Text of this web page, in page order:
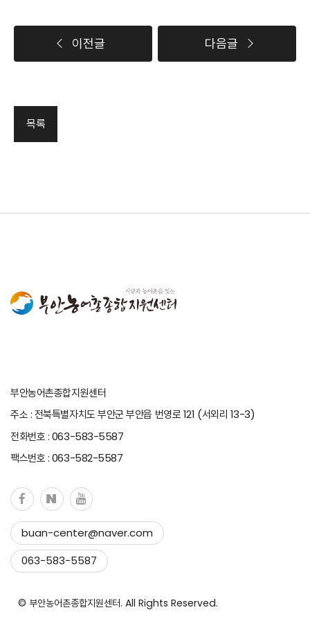
이전글 다음글
목록
부안농어촌종합지원센터
주소 : 전북특별자치도 부안군 부안읍 번영로 121 (서외리 13-3)
전화번호 : 063-583-5587
팩스번호 : 063-582-5587
buan-center@naver.com
Copy to clipboard
Copied !
063-583-5587
© 부안농어촌종합지원센터. All Rights Reserved.